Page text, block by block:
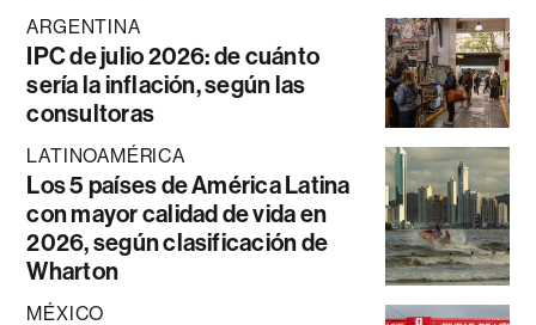
ARGENTINA
IPC de julio 2026: de cuánto
sería la inflación, según las
consultoras
LATINOAMÉRICA
Los 5 países de América Latina
con mayor calidad de vida en
2026, según clasificación de
Wharton
MÉXICO